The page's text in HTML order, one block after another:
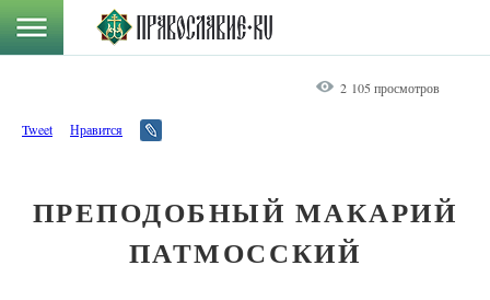
2 105 просмотров
Tweet Нравится
ПРЕПОДОБНЫЙ МАКАРИЙ
ПАТМОССКИЙ